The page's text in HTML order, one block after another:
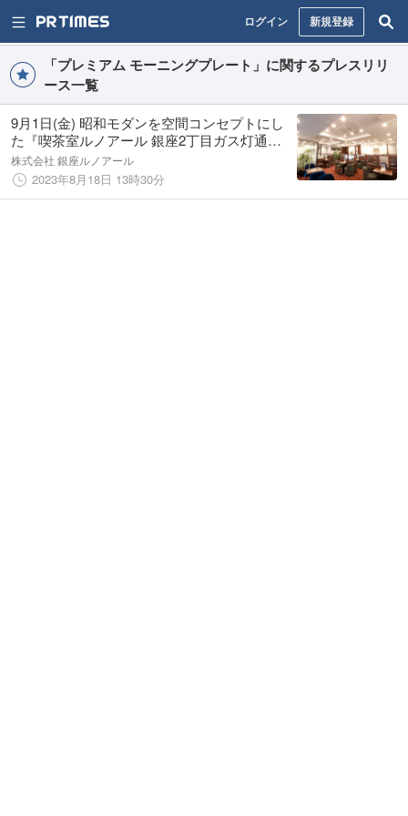
ログイン 新規登録
「プレミアム モーニングプレート」に関するプレスリリ
ース一覧
9月1日(金) 昭和モダンを空間コンセプトにし
た『喫茶室ルノアール 銀座2丁目ガス灯通り
店』が新規オープン!!
株式会社 銀座ルノアール
2023年8月18日 13時30分